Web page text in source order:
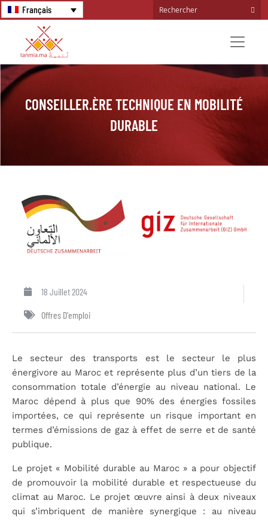
Français
CONSEILLER.ÈRE TECHNIQUE EN MOBILITÉ
DURABLE
18 Juillet 2024
Offres D'emploi
Le secteur des transports est le secteur le plus
énergivore au Maroc et représente plus d’un tiers de la
consommation totale d’énergie au niveau national. Le
Maroc dépend à plus que 90% des énergies fossiles
importées, ce qui représente un risque important en
termes d’émissions de gaz à effet de serre et de santé
publique.
Le projet « Mobilité durable au Maroc » a pour objectif
de promouvoir la mobilité durable et respectueuse du
climat au Maroc. Le projet œuvre ainsi à deux niveaux
qui s’imbriquent de manière synergique : au niveau